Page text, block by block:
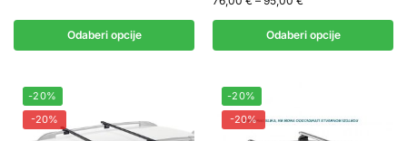
Odaberi opcije Odaberi opcije
-20%
-20%
-20%
-20%